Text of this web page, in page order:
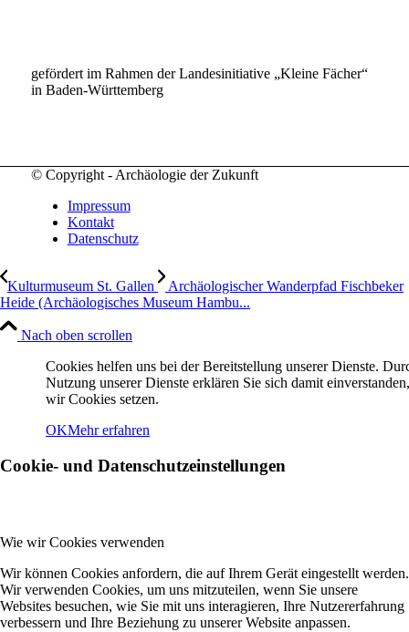
gefördert im Rahmen der Landesinitiative „Kleine Fächer“
in Baden-Württemberg
© Copyright - Archäologie der Zukunft
Impressum
Kontakt
Datenschutz
Kulturmuseum St. Gallen
Archäologischer Wanderpfad Fischbeker
Heide (Archäologisches Museum Hambu...
Nach oben scrollen
Cookies helfen uns bei der Bereitstellung unserer Dienste.
Nutzung unserer Dienste erklären Sie sich damit
wir Cookies setzen.
OKMehr erfahren
Cookie- und Datenschutzeinstellungen
Wie wir Cookies verwenden
Wir können Cookies anfordern, die auf Ihrem Gerät eingestellt werden.
Wir verwenden Cookies, um uns mitzuteilen, wenn Sie unsere
Websites besuchen, wie Sie mit uns interagieren, Ihre Nutzererfahrung
verbessern und Ihre Beziehung zu unserer Website anpassen.